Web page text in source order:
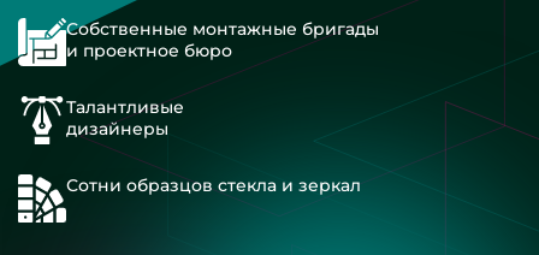
Собственные монтажные бригады
и проектное бюро
Талантливые
дизайнеры
Сотни образцов стекла и зеркал